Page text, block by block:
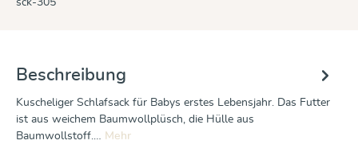
sck-305
Beschreibung
Kuscheliger Schlafsack für Babys erstes Lebensjahr. Das Futter
ist aus weichem Baumwollplüsch, die Hülle aus
Baumwollstoff.… Mehr